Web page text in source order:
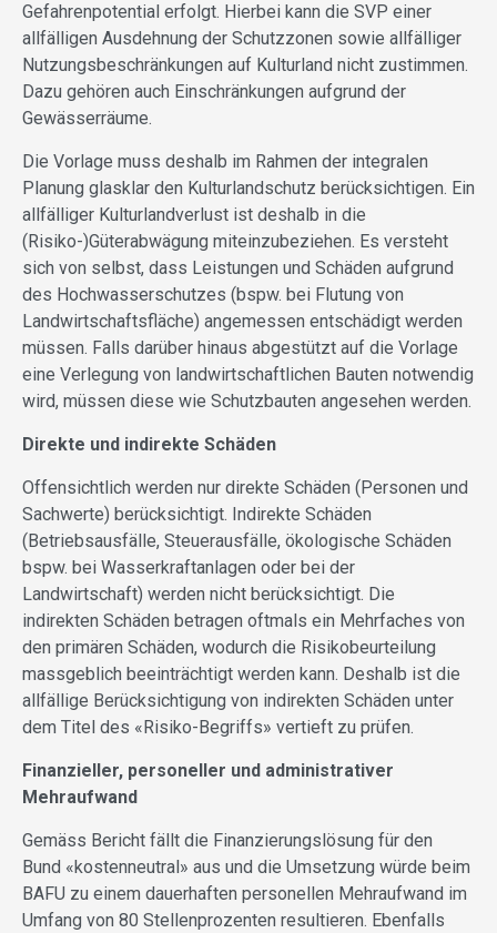
Gefahrenpotential erfolgt. Hierbei kann die SVP einer
allfälligen Ausdehnung der Schutzzonen sowie allfälliger
Nutzungsbeschränkungen auf Kulturland nicht zustimmen.
Dazu gehören auch Einschränkungen aufgrund der
Gewässerräume.
Die Vorlage muss deshalb im Rahmen der integralen
Planung glasklar den Kulturlandschutz berücksichtigen. Ein
allfälliger Kulturlandverlust ist deshalb in die
(Risiko-)Güterabwägung miteinzubeziehen. Es versteht
sich von selbst, dass Leistungen und Schäden aufgrund
des Hochwasserschutzes (bspw. bei Flutung von
Landwirtschaftsfläche) angemessen entschädigt werden
müssen. Falls darüber hinaus abgestützt auf die Vorlage
eine Verlegung von landwirtschaftlichen Bauten notwendig
wird, müssen diese wie Schutzbauten angesehen werden.
Direkte und indirekte Schäden
Offensichtlich werden nur direkte Schäden (Personen und
Sachwerte) berücksichtigt. Indirekte Schäden
(Betriebsausfälle, Steuerausfälle, ökologische Schäden
bspw. bei Wasserkraftanlagen oder bei der
Landwirtschaft) werden nicht berücksichtigt. Die
indirekten Schäden betragen oftmals ein Mehrfaches von
den primären Schäden, wodurch die Risikobeurteilung
massgeblich beeinträchtigt werden kann. Deshalb ist die
allfällige Berücksichtigung von indirekten Schäden unter
dem Titel des «Risiko-Begriffs» vertieft zu prüfen.
Finanzieller, personeller und administrativer
Mehraufwand
Gemäss Bericht fällt die Finanzierungslösung für den
Bund «kostenneutral» aus und die Umsetzung würde beim
BAFU zu einem dauerhaften personellen Mehraufwand im
Umfang von 80 Stellenprozenten resultieren. Ebenfalls